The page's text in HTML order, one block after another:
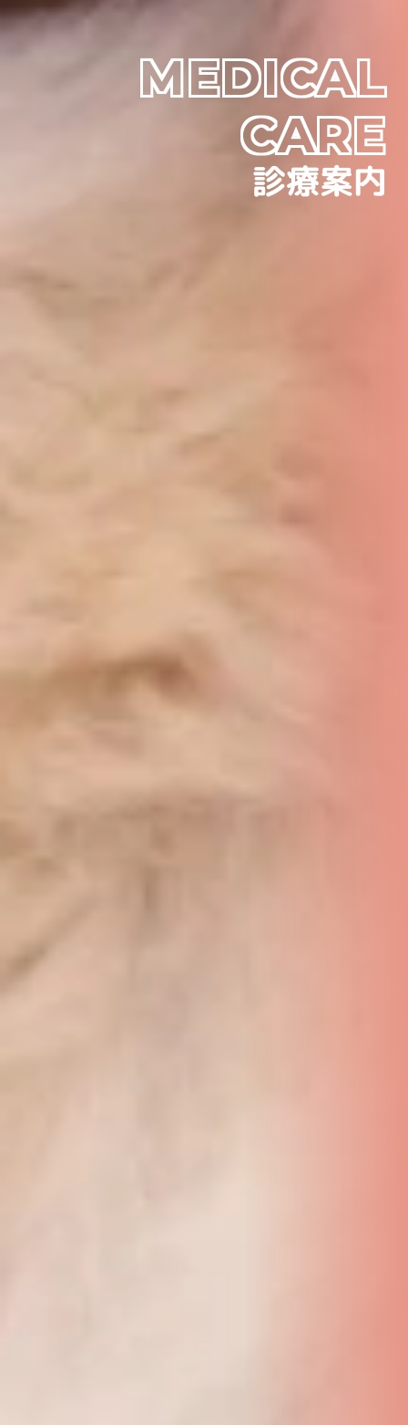
MEDICAL
CARE
診療案内